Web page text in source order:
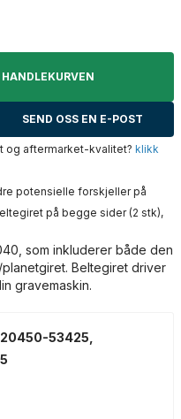
HANDLEKURVEN
SEND OSS EN E-POST
og aftermarket-kvalitet? klikk
potensielle forskjeller på
på begge sider (2 stk),
som inkluderer både den
Beltegiret driver
gravemaskin.
53425,